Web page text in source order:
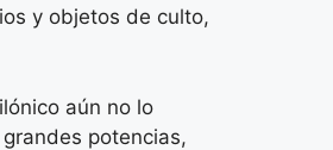
y objetos de culto,
aún no lo
potencias,